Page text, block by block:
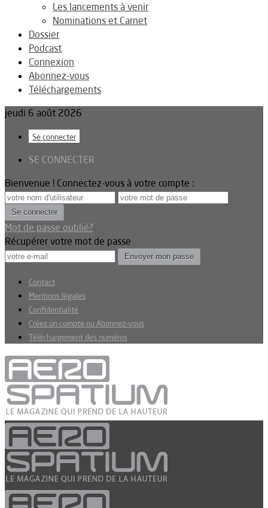
Les lancements à venir
Nominations et Carnet
Dossier
Podcast
Connexion
Abonnez-vous
Téléchargements
jeudi 6 août 2026
Se connecter
SE CONNECTER
Bienvenue ! Connectez-vous à votre compte :
Mot de passe oublié?
Récupérer votre mot de passe
Contact
Mentions légales
Confidentialité
Créez un compte ou Abonnez-vous
Téléchargement des numéros